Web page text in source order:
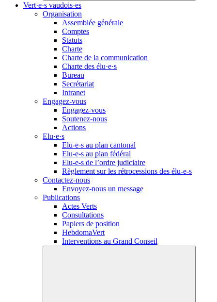
Vert·e·s vaudois·es
Organisation
Assemblée générale
Comptes
Statuts
Charte
Charte de la communication
Charte des élu·e·s
Bureau
Secrétariat
Intranet
Engagez-vous
Engagez-vous
Soutenez-nous
Actions
Elu·e·s
Elu-e-s au plan cantonal
Elu-e-s au plan fédéral
Elu-e-s de l’ordre judiciaire
Règlement sur les rétrocessions des élu-e-s
Contactez-nous
Envoyez-nous un message
Publications
Actes Verts
Consultations
Papiers de position
HebdomaVert
Interventions au Grand Conseil